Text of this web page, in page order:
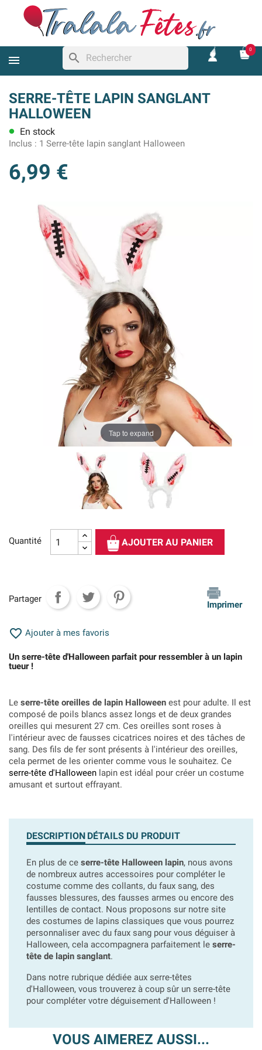
search
0
SERRE-TÊTE LAPIN SANGLANT
HALLOWEEN
lens En stock
Inclus : 1 Serre-tête lapin sanglant Halloween
6,99 €
Tap to expand
Quantité AJOUTER AU PANIER
Partager
Imprimer
 Ajouter à mes favoris
Un serre-tête d'Halloween parfait pour ressembler à un lapin
tueur !
Le serre-tête oreilles de lapin Halloween est pour adulte. Il est
composé de poils blancs assez longs et de deux grandes
oreilles qui mesurent 27 cm. Ces oreilles sont roses à
l'intérieur avec de fausses cicatrices noires et des tâches de
sang. Des fils de fer sont présents à l'intérieur des oreilles,
cela permet de les orienter comme vous le souhaitez. Ce
serre-tête d'Halloween lapin est idéal pour créer un costume
amusant et surtout effrayant.
DESCRIPTION DÉTAILS DU PRODUIT
En plus de ce serre-tête Halloween lapin, nous avons
de nombreux autres accessoires pour compléter le
costume comme des collants, du faux sang, des
fausses blessures, des fausses armes ou encore des
lentilles de contact. Nous proposons sur notre site
des costumes de lapins classiques que vous pourrez
personnaliser avec du faux sang pour vous déguiser à
Halloween, cela accompagnera parfaitement le serre-
tête de lapin sanglant.
Dans notre rubrique dédiée aux serre-têtes
d'Halloween, vous trouverez à coup sûr un serre-tête
pour compléter votre déguisement d'Halloween !
VOUS AIMEREZ AUSSI...